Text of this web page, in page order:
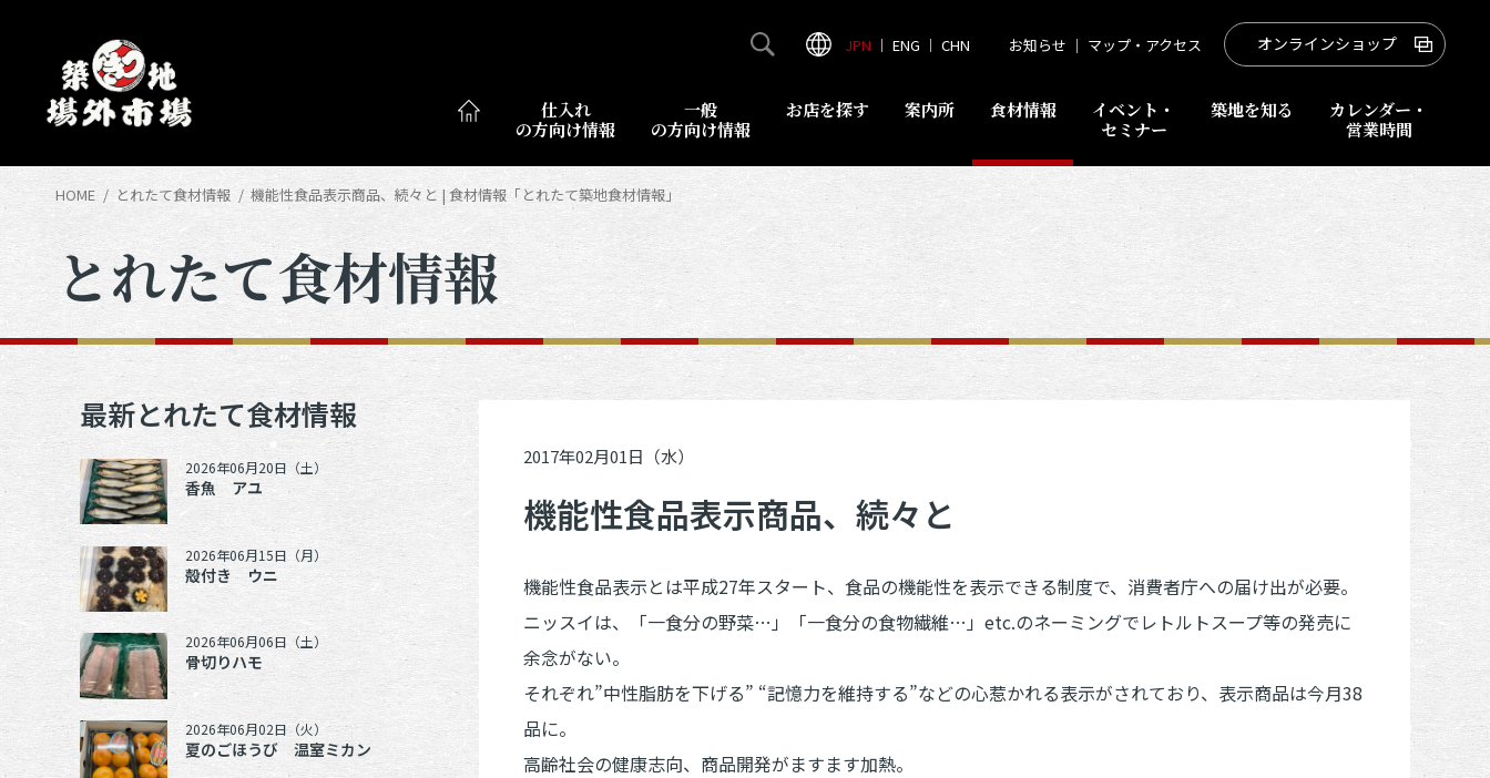
仕入れ
の方向け情報
一般
の方向け情報
お店を探す 案内所 食材情報
イベント・
セミナー
築地を知る
カレンダー・
営業時間
JPN ｜ ENG ｜ CHN お知らせ ｜ マップ・アクセス オンラインショップ
HOME とれたて食材情報 機能性食品表示商品、続々と | 食材情報「とれたて築地食材情報」
とれたて食材情報
2017年02月01日（水）
機能性食品表示商品、続々と
機能性食品表示とは平成27年スタート、食品の機能性を表示できる制度で、消費者庁への届け出が必要。
ニッスイは、「一食分の野菜…」「一食分の食物繊維…」etc.のネーミングでレトルトスープ等の発売に
余念がない。
それぞれ”中性脂肪を下げる” “記憶力を維持する”などの心惹かれる表示がされており、表示商品は今月38
品に。
高齢社会の健康志向、商品開発がますます加熱。
最新とれたて食材情報
2026年06月20日（土）
香魚 アユ
2026年06月15日（月）
殻付き ウニ
2026年06月06日（土）
骨切りハモ
2026年06月02日（火）
夏のごほうび 温室ミカン